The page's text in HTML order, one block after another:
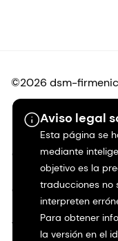
Aviso legal
Esta página se
mediante
objetivo es la
traducciones no
interpreten
Para obtener
la versión en el
©2026 dsm-
Protección de datos
Condiciones de uso
Condiciones
Transparencia en